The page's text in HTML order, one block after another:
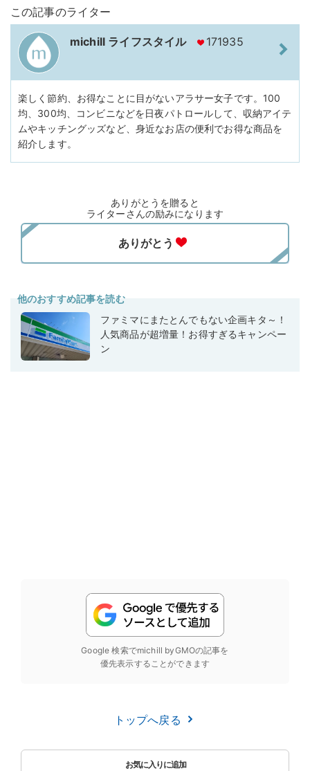
この記事のライター
michill ライフスタイル 171935
楽しく節約、お得なことに目がないアラサー女子です。100
均、300均、コンビニなどを日夜パトロールして、収納アイテ
ムやキッチングッズなど、身近なお店の便利でお得な商品を
紹介します。
ありがとうを贈ると
ライターさんの励みになります
他のおすすめ記事を読む
ファミマにまたとんでもない企画キタ～！
人気商品が超増量！お得すぎるキャンペー
ン
Google 検索でmichill byGMOの記事を
優先表示することができます
トップへ戻る